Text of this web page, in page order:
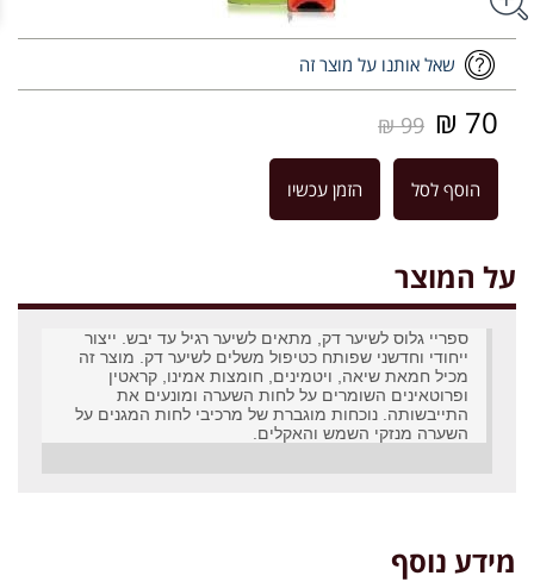
שאל אותנו על מוצר זה
70 ₪
99 ₪
הוסף לסל הזמן עכשיו
על המוצר
ספריי גלוס לשיער דק, מתאים לשיער רגיל עד יבש. ייצור
ייחודי וחדשני שפותח כטיפול משלים לשיער דק. מוצר זה
מכיל חמאת שיאה, ויטמינים, חומצות אמינו, קראטין
ופרוטאינים השומרים על לחות השערה ומונעים את
התייבשותה. נוכחות מוגברת של מרכיבי לחות המגנים על
השערה מנזקי השמש והאקלים.
מידע נוסף